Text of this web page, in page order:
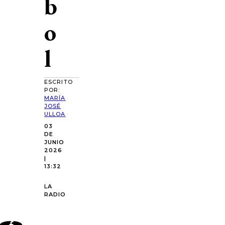
o
l
ESCRITO
POR:
MARÍA
JOSÉ
ULLOA
03
DE
JUNIO
2026
|
13:32
LA
RADIO